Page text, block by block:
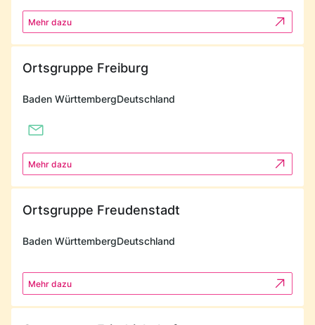
Mehr dazu
Ortsgruppe Freiburg
Baden WürttembergDeutschland
Mehr dazu
Ortsgruppe Freudenstadt
Baden WürttembergDeutschland
Mehr dazu